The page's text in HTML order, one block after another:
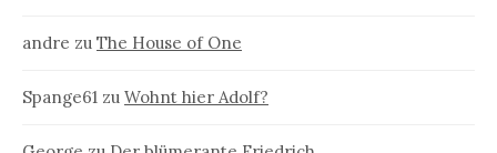
andre zu The House of One
Spange61 zu Wohnt hier Adolf?